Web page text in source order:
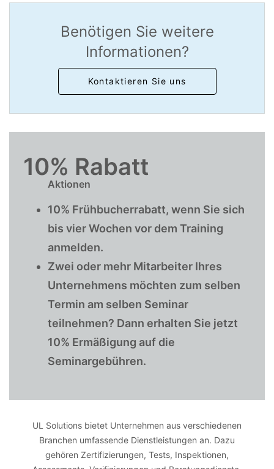
Benötigen Sie weitere
Informationen?
Kontaktieren Sie uns
10% Rabatt
Aktionen
10% Frühbucherrabatt, wenn Sie sich
bis vier Wochen vor dem Training
anmelden.
Zwei oder mehr Mitarbeiter Ihres
Unternehmens möchten zum selben
Termin am selben Seminar
teilnehmen? Dann erhalten Sie jetzt
10% Ermäßigung auf die
Seminargebühren.
UL Solutions bietet Unternehmen aus verschiedenen
Branchen umfassende Dienstleistungen an. Dazu
gehören Zertifizierungen, Tests, Inspektionen,